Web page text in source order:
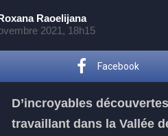
Raoelijana
2021, 18h15
Facebook
D’incroyables
travaillant dans la Vallée